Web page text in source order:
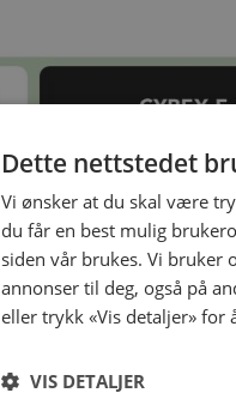
Dette nettstedet
Vi ønsker at du skal være
du får en best mulig
siden vår brukes. Vi bruker
annonser til deg, også på
eller trykk «Vis detaljer» for
VIS DETALJER